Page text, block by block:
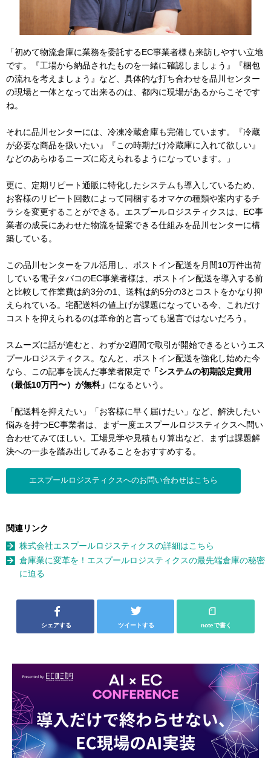
「初めて物流倉庫に業務を委託するEC事業者様も来訪しやすい立地
です。『工場から納品されたものを一緒に確認しましょう』『梱包
の流れを考えましょう』など、具体的な打ち合わせを品川センター
の現場と一体となって出来るのは、都内に現場があるからこそです
ね。
それに品川センターには、冷凍冷蔵倉庫も完備しています。『冷蔵
が必要な商品を扱いたい』『この時期だけ冷蔵庫に入れて欲しい』
などのあらゆるニーズに応えられるようになっています。」
更に、定期リピート通販に特化したシステムも導入しているため、
お客様のリピート回数によって同梱するオマケの種類や案内するチ
ラシを変更することができる。エスプールロジスティクスは、EC事
業者の成長にあわせた物流を提案できる仕組みを品川センターに構
築している。
この品川センターをフル活用し、ポストイン配送を月間10万件出荷
している電子タバコのEC事業者様は、ポストイン配送を導入する前
と比較して作業費は約3分の1、送料は約5分の3とコストをかなり抑
えられている。宅配送料の値上げが課題になっている今、これだけ
コストを抑えられるのは革命的と言っても過言ではないだろう。
スムーズに話が進むと、わずか2週間で取引が開始できるというエス
プールロジスティクス。なんと、ポストイン配送を強化し始めた今
なら、この記事を読んだ事業者限定で 「システムの初期設定費用
（最低10万円〜）が無料」 になるという。
「配送料を抑えたい」「お客様に早く届けたい」など、解決したい
悩みを持つEC事業者は、まず一度エスプールロジスティクスへ問い
合わせてみてほしい。工場見学や見積もり算出など、まずは課題解
決への一歩を踏み出してみることをおすすめする。
エスプールロジスティクスへのお問い合わせはこちら
関連リンク
株式会社エスプールロジスティクスの詳細はこちら
倉庫業に変革を！エスプールロジスティクスの最先端倉庫の秘密
に迫る
シェアする ツイートする noteで書く